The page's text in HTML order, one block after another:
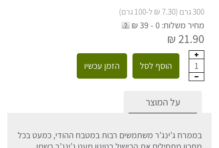
300 גרם (7.30 ₪ ל-100 גרם)
מחיר משלוח: 0 - 39 ₪
21.90 ₪
1 הוסף לסל הזמן עכשיו
על המוצר
בממרח ג’ינג’ר משתמשים רבות במטבח ההודי, כמעט בכל